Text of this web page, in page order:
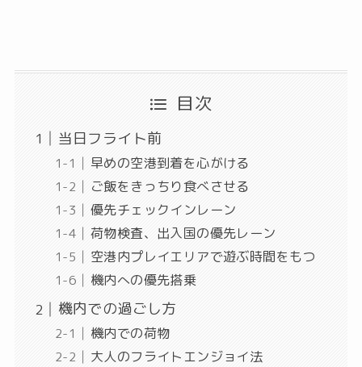
目次
当日フライト前
早めの空港到着を心がける
ご飯をきっちり食べさせる
優先チェックインレーン
荷物検査、出入国の優先レーン
空港内プレイエリアで遊ぶ時間をもつ
機内への優先搭乗
機内での過ごし方
機内での荷物
大人のフライトエンジョイ法